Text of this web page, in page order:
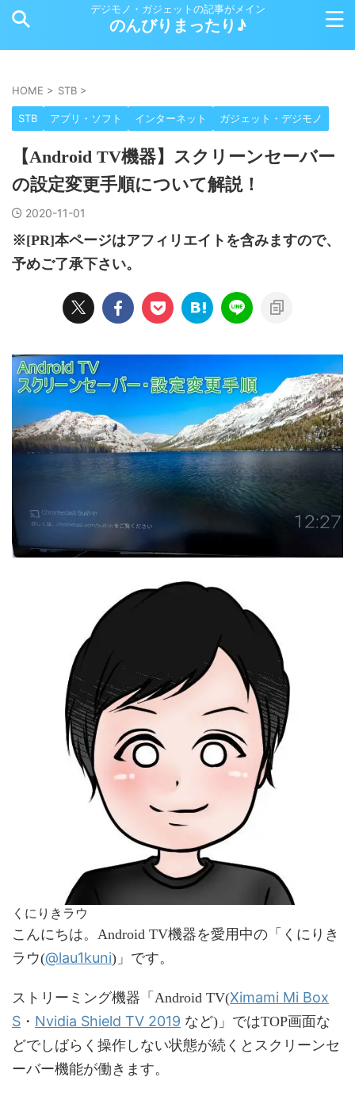
デジモノ・ガジェットの記事がメイン
のんびりまったり♪
HOME > STB >
STB アプリ・ソフト インターネット ガジェット・デジモノ
【Android TV機器】スクリーンセーバー
の設定変更手順について解説！
2020-11-01
※[PR]本ページはアフィリエイトを含みますので、
予めご了承下さい。
くにりきラウ
こんにちは。Android TV機器を愛用中の「くにりき
ラウ(@lau1kuni)」です。
ストリーミング機器「Android TV(Ximami Mi Box
S ・ Nvidia Shield TV 2019 など)」ではTOP画面な
どでしばらく操作しない状態が続くとスクリーンセ
ーバー機能が働きます。